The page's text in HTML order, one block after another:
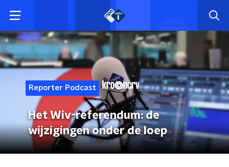
Reporter Podcast
Het Wiv-referendum: de
wijzigingen onder de loep